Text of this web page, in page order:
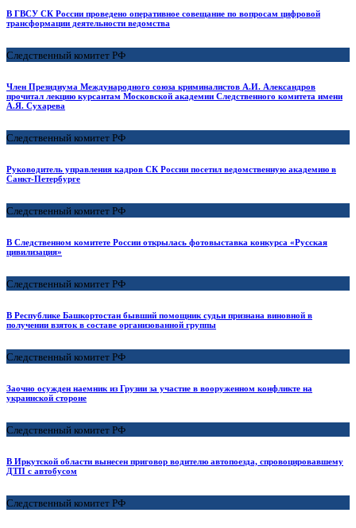
В ГВСУ СК России проведено оперативное совещание по вопросам цифровой
трансформации деятельности ведомства
Следственный комитет РФ
Член Президиума Международного союза криминалистов А.И. Александров
прочитал лекцию курсантам Московской академии Следственного комитета имени
А.Я. Сухарева
Следственный комитет РФ
Руководитель управления кадров СК России посетил ведомственную академию в
Санкт-Петербурге
Следственный комитет РФ
В Следственном комитете России открылась фотовыставка конкурса «Русская
цивилизация»
Следственный комитет РФ
В Республике Башкортостан бывший помощник судьи признана виновной в
получении взяток в составе организованной группы
Следственный комитет РФ
Заочно осужден наемник из Грузии за участие в вооруженном конфликте на
украинской стороне
Следственный комитет РФ
В Иркутской области вынесен приговор водителю автопоезда, спровоцировавшему
ДТП с автобусом
Следственный комитет РФ